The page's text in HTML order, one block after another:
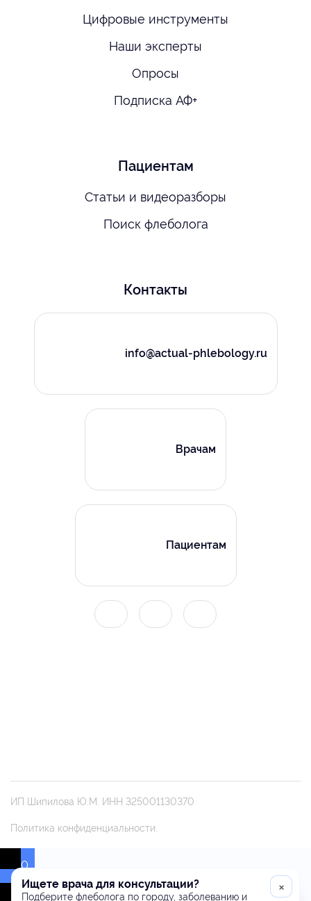
Цифровые инструменты
Наши эксперты
Опросы
Подписка АФ+
Пациентам
Статьи и видеоразборы
Поиск флеболога
Контакты
info@actual-phlebology.ru
Врачам
Пациентам
ИП Шипилова Ю.М. ИНН 325001130370
Политика конфиденциальности.
0
×
Ищете врача для консультации?
Подберите флеболога по городу, заболеванию и